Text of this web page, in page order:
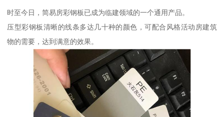
时至今日，简易房彩钢板已成为临建领域的一个通用产品。
压型彩钢板清晰的线条多达几十种的颜色，可配合风格活动房建筑
物的需要，达到满意的效果。